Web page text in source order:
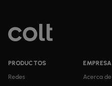
PRODUCTOS
Redes
EMPRESA
Acerca de